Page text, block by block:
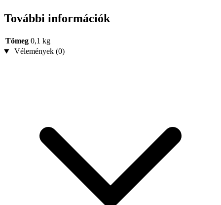
További információk
Tömeg 0,1 kg
Vélemények (0)